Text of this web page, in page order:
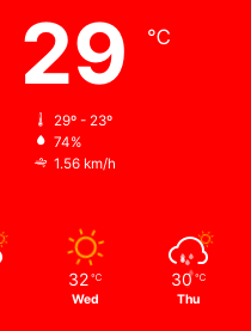
29 ℃
29º - 23º
74%
1.56 km/h
32 ℃
Wed
30 ℃
Thu